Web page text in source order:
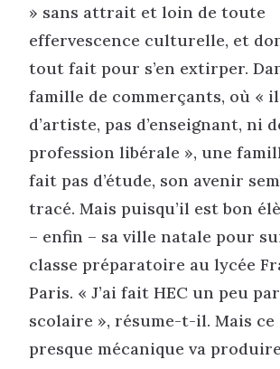
» sans attrait et loin de toute
effervescence culturelle, et
tout fait pour s’en extirper.
famille de commerçants, où « il
d’artiste, pas d’enseignant, ni
profession libérale », une
fait pas d’étude, son avenir
tracé. Mais puisqu’il est bon
– enfin – sa ville natale pour
classe préparatoire au lycée
Paris. « J’ai fait HEC un peu
scolaire », résume-t-il. Mais
presque mécanique va